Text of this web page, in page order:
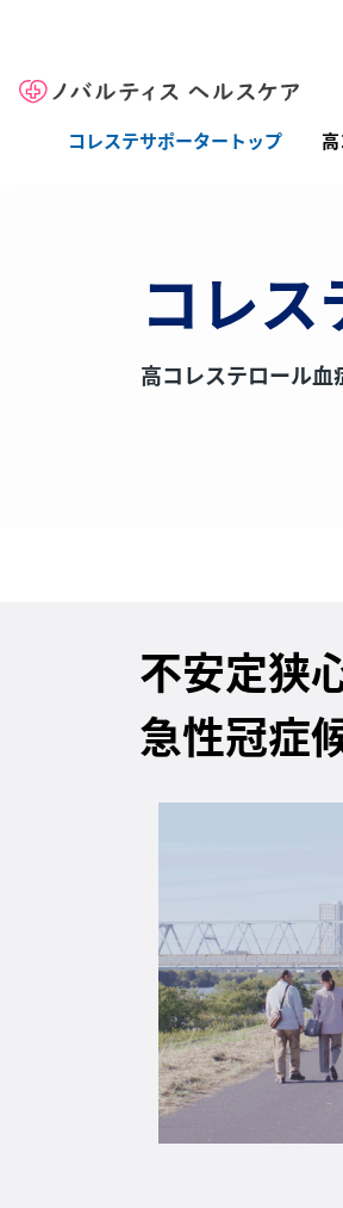
Site Logo
コレステサポータートップ
コレ
高コレステロール血
不安定狭
急性冠症